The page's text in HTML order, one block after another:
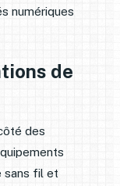
numériques
de
des
sans fil et